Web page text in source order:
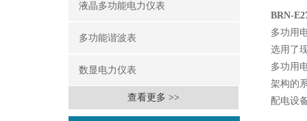
液晶多功能电力仪表
多功能谐波表
数显电力仪表
查看更多 >>
BRN-
多功用
选用了
多功用
架构的
配电设